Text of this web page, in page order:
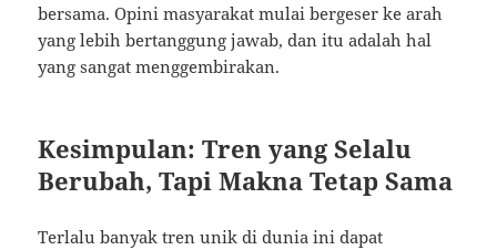
bersama. Opini masyarakat mulai bergeser ke arah
yang lebih bertanggung jawab, dan itu adalah hal
yang sangat menggembirakan.
Kesimpulan: Tren yang Selalu
Berubah, Tapi Makna Tetap Sama
Terlalu banyak tren unik di dunia ini dapat